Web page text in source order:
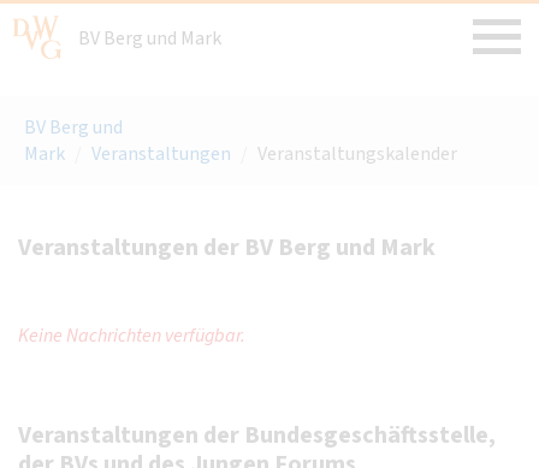
BV Berg und Mark
BV Berg und
Mark
Veranstaltungen Veranstaltungskalender
Veranstaltungen der BV Berg und Mark
Keine Nachrichten verfügbar.
Veranstaltungen der Bundesgeschäftsstelle,